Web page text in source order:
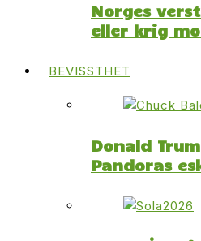
Norges
eller krig
BEVISSTHET
Donald
Pandoras